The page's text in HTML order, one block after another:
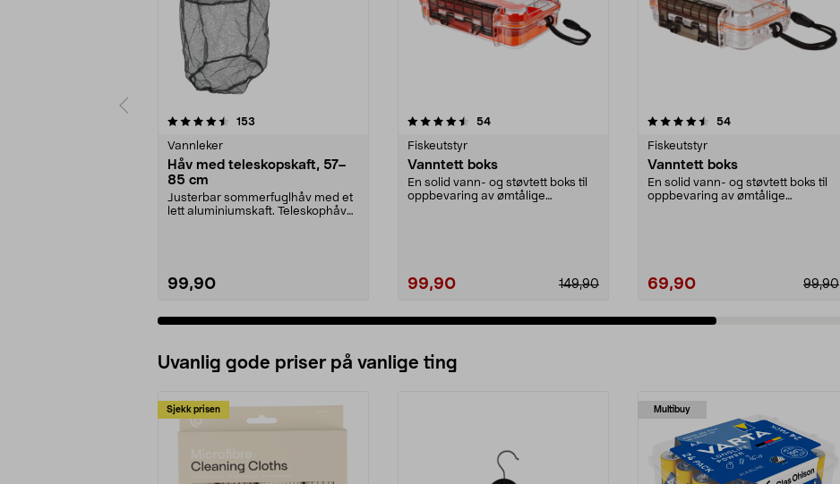
153
Vannleker
Håv med teleskopskaft, 57–
85 cm
Justerbar sommerfuglhåv med et
lett aluminiumskaft. Teleskophåv
99,90
4.5 av 5 stjerner 54anmeldelser
Fiskeutstyr
Vanntett boks
En solid vann- og støvtett boks til
oppbevaring av ømtålige
99,90 149,90
4.5 av 5 stjerner 54anmeldelser
Fiskeutstyr
Vanntett boks
En solid vann- og støvtett boks til
oppbevaring av ømtålige
69,90 99,90
4.5 av 5 stjerner
Uvanlig gode priser på vanlige ting
Sjekk prisen Multibuy